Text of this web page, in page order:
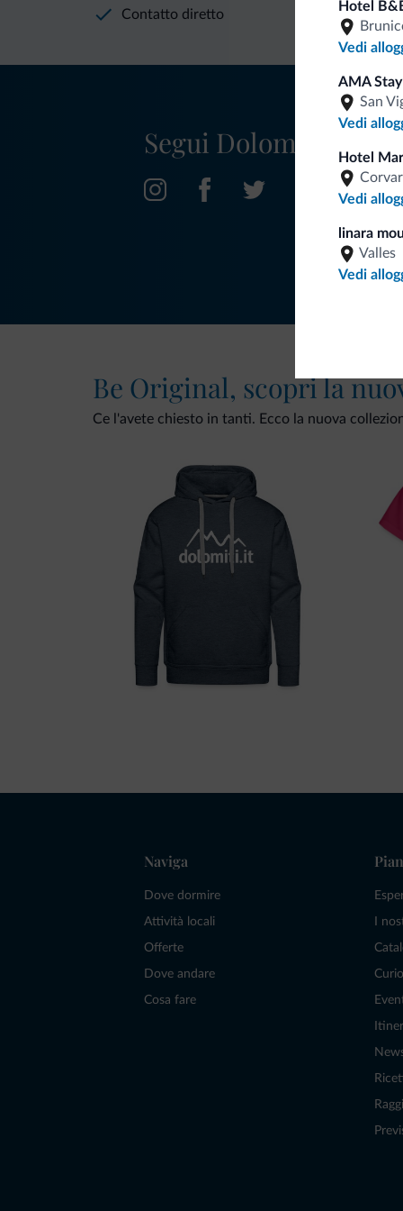
Hotel
Vedi
AMA Stay
San
Vedi
Hotel
Vedi
linara
Valles
Vedi
Contatto diretto
Segui Dolomiti.it
Be Original, scopri la
Ce l'avete chiesto in tanti. Ecco la nuova
Naviga
Dove dormire
Attività locali
Offerte
Dove andare
Cosa fare
I